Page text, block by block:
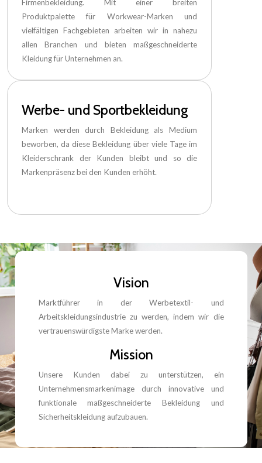
Firmenbekleidung. Mit einer breiten
Produktpalette für Workwear-Marken und
vielfältigen Fachgebieten arbeiten wir in nahezu
allen Branchen und bieten maßgeschneiderte
Kleidung für Unternehmen an.
Werbe- und Sportbekleidung
Marken werden durch Bekleidung als Medium
beworben, da diese Bekleidung über viele Tage im
Kleiderschrank der Kunden bleibt und so die
Markenpräsenz bei den Kunden erhöht.
Vision
Marktführer in der Werbetextil- und
Arbeitskleidungsindustrie zu werden, indem wir die
vertrauenswürdigste Marke werden.
Mission
Unsere Kunden dabei zu unterstützen, ein
Unternehmensmarkenimage durch innovative und
funktionale maßgeschneiderte Bekleidung und
Sicherheitskleidung aufzubauen.